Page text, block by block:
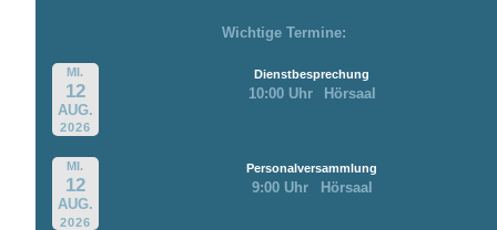
Wichtige Termine:
MI.
12
AUG.
2026
Dienstbesprechung
10:00 Uhr Hörsaal
MI.
12
AUG.
2026
Personalversammlung
9:00 Uhr Hörsaal